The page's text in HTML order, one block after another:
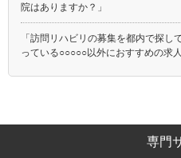
院はありますか？」
「訪問リハビリの募集を都内で探
っている○○○○○以外におすすめの求
専門